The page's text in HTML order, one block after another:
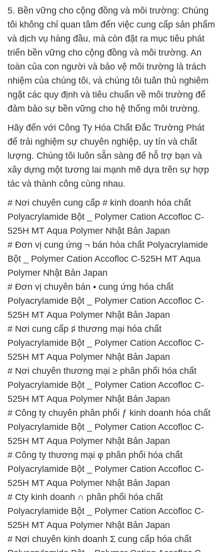
5. Bền vững cho cộng đồng và môi trường: Chúng
tôi không chỉ quan tâm đến việc cung cấp sản phẩm
và dịch vụ hàng đầu, mà còn đặt ra mục tiêu phát
triển bền vững cho cộng đồng và môi trường. An
toàn của con người và bảo vệ môi trường là trách
nhiệm của chúng tôi, và chúng tôi tuân thủ nghiêm
ngặt các quy định và tiêu chuẩn về môi trường để
đảm bảo sự bền vững cho hệ thống môi trường.
Hãy đến với Công Ty Hóa Chất Đắc Trường Phát
để trải nghiệm sự chuyên nghiệp, uy tín và chất
lượng. Chúng tôi luôn sẵn sàng để hỗ trợ bạn và
xây dựng một tương lai mạnh mẽ dựa trên sự hợp
tác và thành công cùng nhau.
# Nơi chuyên cung cấp # kinh doanh hóa chất
Polyacrylamide Bột _ Polymer Cation Accofloc C-
525H MT Aqua Polymer Nhật Bản Japan
# Đơn vị cung ứng ¬ bán hóa chất Polyacrylamide
Bột _ Polymer Cation Accofloc C-525H MT Aqua
Polymer Nhật Bản Japan
# Đơn vị chuyên bán • cung ứng hóa chất
Polyacrylamide Bột _ Polymer Cation Accofloc C-
525H MT Aqua Polymer Nhật Bản Japan
# Nơi cung cấp ♯ thương mại hóa chất
Polyacrylamide Bột _ Polymer Cation Accofloc C-
525H MT Aqua Polymer Nhật Bản Japan
# Nơi chuyên thương mại ≥ phân phối hóa chất
Polyacrylamide Bột _ Polymer Cation Accofloc C-
525H MT Aqua Polymer Nhật Bản Japan
# Công ty chuyên phân phối ƒ kinh doanh hóa chất
Polyacrylamide Bột _ Polymer Cation Accofloc C-
525H MT Aqua Polymer Nhật Bản Japan
# Công ty thương mại φ phân phối hóa chất
Polyacrylamide Bột _ Polymer Cation Accofloc C-
525H MT Aqua Polymer Nhật Bản Japan
# Cty kinh doanh ∩ phân phối hóa chất
Polyacrylamide Bột _ Polymer Cation Accofloc C-
525H MT Aqua Polymer Nhật Bản Japan
# Nơi chuyên kinh doanh Σ cung cấp hóa chất